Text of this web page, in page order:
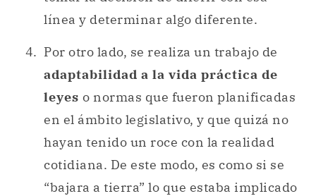
línea y determinar algo diferente.
Por otro lado, se realiza un trabajo de
adaptabilidad a la vida práctica de
leyes o normas que fueron planificadas
en el ámbito legislativo, y que quizá no
hayan tenido un roce con la realidad
cotidiana. De este modo, es como si se
“bajara a tierra” lo que estaba implicado